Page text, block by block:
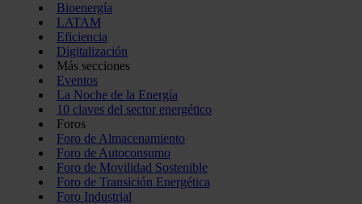
Bioenergía
LATAM
Eficiencia
Digitalización
Más secciones
Eventos
La Noche de la Energía
10 claves del sector energético
Foros
Foro de Almacenamiento
Foro de Autoconsumo
Foro de Movilidad Sostenible
Foro de Transición Energética
Foro Industrial